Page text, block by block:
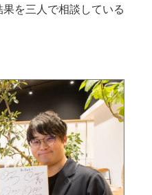
を三人で相談している